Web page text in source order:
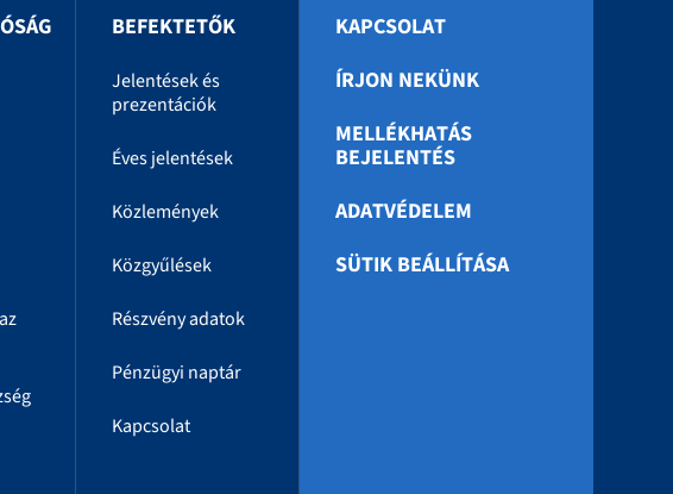
BEFEKTETŐK
Jelentések és
prezentációk
Éves jelentések
Közlemények
Közgyűlések
Részvény adatok
Pénzügyi naptár
Kapcsolat
KAPCSOLAT
ÍRJON NEKÜNK
MELLÉKHATÁS
BEJELENTÉS
ADATVÉDELEM
SÜTIK BEÁLLÍTÁSA